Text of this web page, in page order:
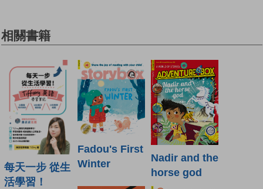
相關書籍
每天一步 從生
活學習！
Fadou's First
Winter
Nadir and the
horse god